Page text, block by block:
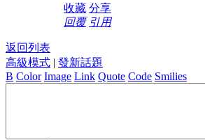
收藏 分享
回覆 引用
返回列表
高級模式 | 發新話題
B Color Image Link Quote Code Smilies